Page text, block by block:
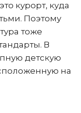
курорт, куда
Поэтому
тоже
В
детскую
на